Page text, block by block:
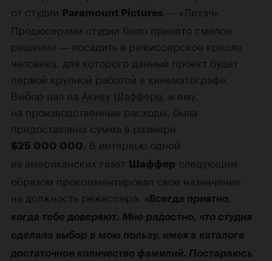
от студии Paramount Pictures — «Лихач».
Продюсерами студии было принято смелое
решение — посадить в режиссерское кресло
человека, для которого данный проект будет
первой крупной работой в кинематографе.
Выбор пал на Акиву Шаффера , и ему,
на производственные расходы, была
предоставлена сумма в размере
$25 000 000
. В интервью одной
из американских газет Шаффер следующим
образом прокомментировал свое назначение
на должность режиссера: «Всегда приятно,
когда тебе доверяют. Мне радостно, что студия
сделала выбор в мою пользу, имея в каталоге
достаточное количество фамилий. Постараюсь